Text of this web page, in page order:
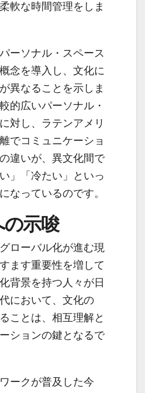
軟な時間管理をしま
ーソナル・スペース
念を導入し、文化に
異なることを示しま
的広いパーソナル・
対し、ラテンアメリ
でコミュニケーショ
違いが、異文化間で
」「冷たい」といっ
なっているのです。
示唆
ローバル化が進む現
ます重要性を増して
背景を持つ人々が日
において、文化の
ことは、相互理解と
ションの鍵となるで
ークが普及した今